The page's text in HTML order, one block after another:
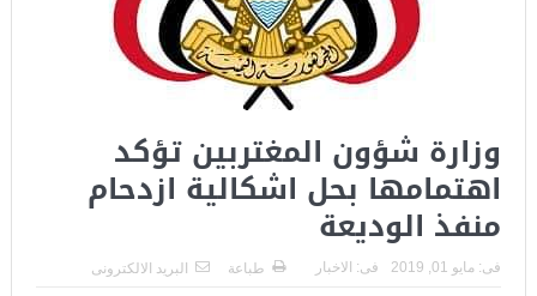
وزارة شؤون المغتربين تؤكد
اهتمامها بحل اشكالية ازدحام
منفذ الوديعة
فى: مايو 01, 2019 فى: الاخبار طباعة البريد الالكترونى